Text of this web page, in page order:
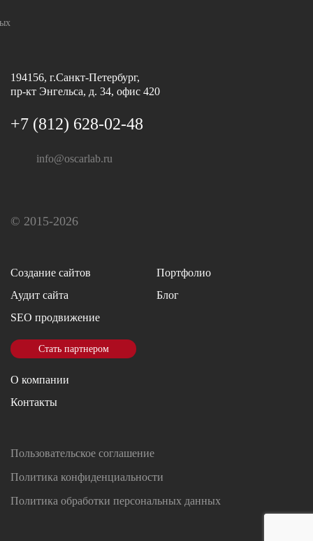
194156, г.Санкт-Петербург,
пр-кт Энгельса, д. 34, офис 420
+7 (812) 628-02-48
info@oscarlab.ru
© 2015-2026
Создание сайтов
Аудит сайта
SEO продвижение
Стать партнером
Портфолио
Блог
О компании
Контакты
Пользовательское соглашение
Политика конфиденциальности
Политика обработки персональных данных